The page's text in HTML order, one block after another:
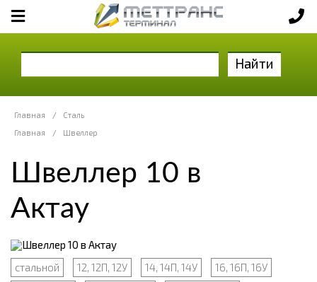
Найти
Главная /
Сталь
Главная
/ Швеллер
Швеллер 10 в
Актау
стальной 12, 12П, 12У 14, 14П, 14У
16, 16П, 16У